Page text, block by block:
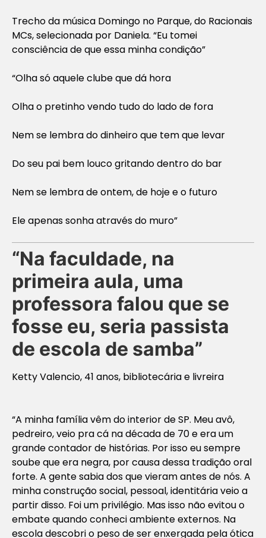
Trecho da música Domingo no Parque, do Racionais
MCs, selecionada por Daniela. “Eu tomei
consciência de que essa minha condição”
“Olha só aquele clube que dá hora
Olha o pretinho vendo tudo do lado de fora
Nem se lembra do dinheiro que tem que levar
Do seu pai bem louco gritando dentro do bar
Nem se lembra de ontem, de hoje e o futuro
Ele apenas sonha através do muro”
“Na faculdade, na
primeira aula, uma
professora falou que se
fosse eu, seria passista
de escola de samba”
Ketty Valencio, 41 anos, bibliotecária e livreira
“A minha família vêm do interior de SP. Meu avô,
pedreiro, veio pra cá na década de 70 e era um
grande contador de histórias. Por isso eu sempre
soube que era negra, por causa dessa tradição oral
forte. A gente sabia dos que vieram antes de nós. A
minha construção social, pessoal, identitária veio a
partir disso. Foi um privilégio. Mas isso não evitou o
embate quando conheci ambiente externos. Na
escola descobri o peso de ser enxergada pela ótica